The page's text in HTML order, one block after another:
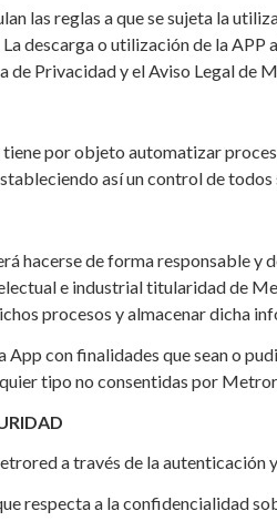
las reglas a que se sujeta la
descarga o utilización de la
de Privacidad y el Aviso Legal de
por objeto automatizar
así un control de
hacerse de forma responsable
e industrial titularidad de
procesos y almacenar dicha
App con finalidades que sean o
tipo no consentidas por
a través de la autenticación
respecta a la confidencialidad